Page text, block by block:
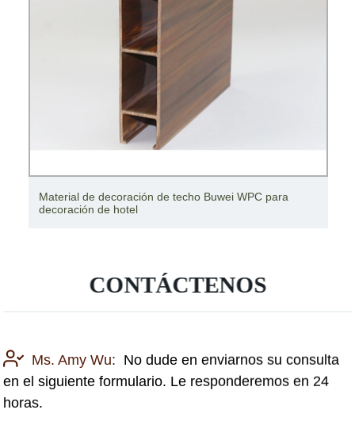
Decoración moderna de escritorio para el hogar
Decoración de árbol de vida de metal
CONTÁCTENOS
Ms. Amy Wu: No dude en enviarnos su consulta
en el siguiente formulario. Le responderemos en 24
horas.